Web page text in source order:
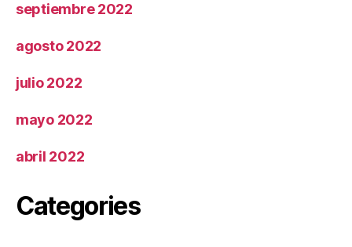
septiembre 2022
agosto 2022
julio 2022
mayo 2022
abril 2022
Categories